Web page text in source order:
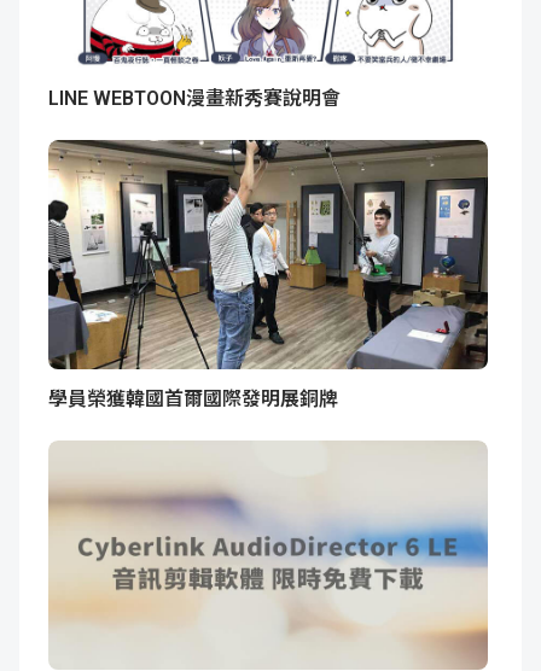
LINE WEBTOON漫畫新秀賽說明會
學員榮獲韓國首爾國際發明展銅牌